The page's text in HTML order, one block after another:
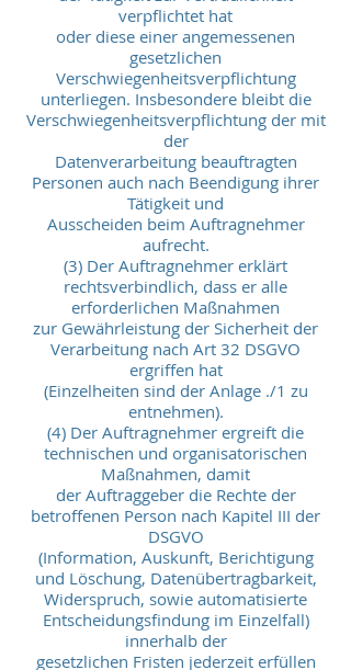
verpflichtet hat
oder diese einer angemessenen
gesetzlichen
Verschwiegenheitsverpflichtung
unterliegen. Insbesondere bleibt die
Verschwiegenheitsverpflichtung der mit
der
Datenverarbeitung beauftragten
Personen auch nach Beendigung ihrer
Tätigkeit und
Ausscheiden beim Auftragnehmer
aufrecht.
(3) Der Auftragnehmer erklärt
rechtsverbindlich, dass er alle
erforderlichen Maßnahmen
zur Gewährleistung der Sicherheit der
Verarbeitung nach Art 32 DSGVO
ergriffen hat
(Einzelheiten sind der Anlage ./1 zu
entnehmen).
(4) Der Auftragnehmer ergreift die
technischen und organisatorischen
Maßnahmen, damit
der Auftraggeber die Rechte der
betroffenen Person nach Kapitel III der
DSGVO
(Information, Auskunft, Berichtigung
und Löschung, Datenübertragbarkeit,
Widerspruch, sowie automatisierte
Entscheidungsfindung im Einzelfall)
innerhalb der
gesetzlichen Fristen jederzeit erfüllen